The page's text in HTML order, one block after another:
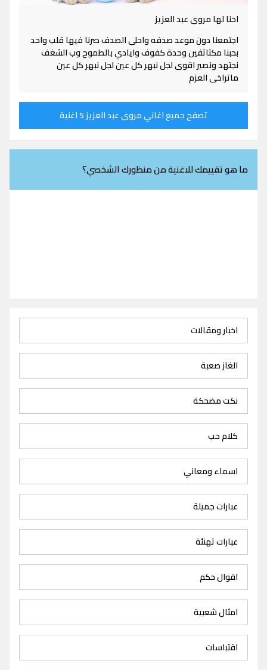
احنا لها مروى عبد العزيز
اجتمعنا دون موعد صدفه واحلى الصدف صرنا فيها قلب واحد
بحبنا مكتاتفين وحدة كفوف وايادي بالطموح وب الشغف
نجتهد ونصير اقوى لجل نبهر كل عين لجل نبهر كل عين
ماتراخى العزم
تصفح جميع اغاني مروى عبد العزيز 5 اغنية
ما هو تقييمك للاغنية من منظورك الشخصي؟
اخبار ومقالات
الغاز صعبة
نكت مضحكة
كلام حب
اسماء ومعاني
عبارات جميلة
عبارات تهنئة
اقوال حكم
امثال شعبية
اقتباسات